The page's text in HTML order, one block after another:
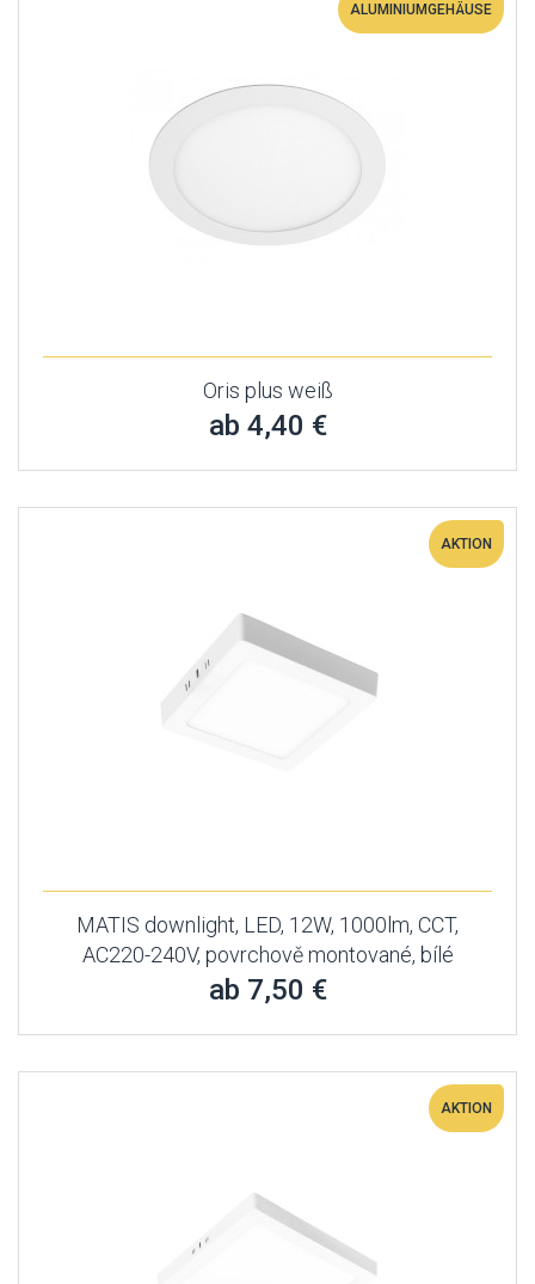
ALUMINIUMGEHÄUSE
Oris plus weiß
ab 4,40 €
AKTION
MATIS downlight, LED, 12W, 1000lm, CCT,
AC220-240V, povrchově montované, bílé
ab 7,50 €
AKTION